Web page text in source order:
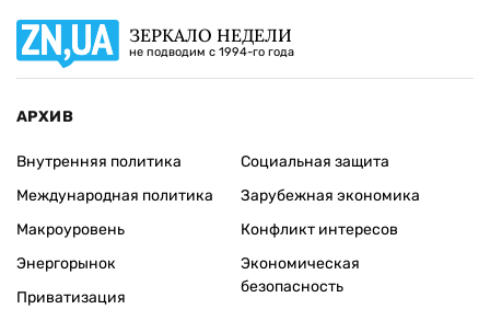
ЗЕРКАЛО НЕДЕЛИ
не подводим с 1994-го года
АРХИВ
Внутренняя политика
Международная политика
Макроуровень
Энергорынок
Приватизация
Социальная защита
Зарубежная экономика
Конфликт интересов
Экономическая
безопасность